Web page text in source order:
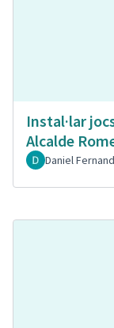
Instal·lar
Alcalde
Daniel